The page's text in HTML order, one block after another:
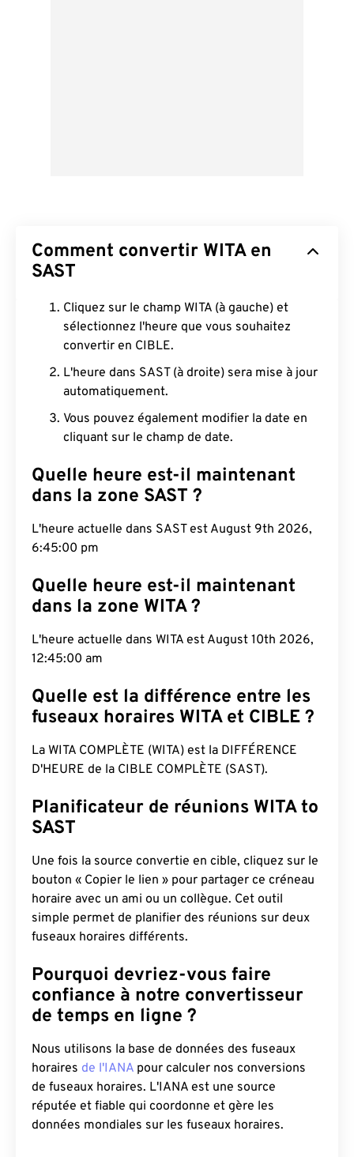
Comment convertir WITA en
SAST
Cliquez sur le champ WITA (à gauche) et
sélectionnez l'heure que vous souhaitez
convertir en CIBLE.
L'heure dans SAST (à droite) sera mise à jour
automatiquement.
Vous pouvez également modifier la date en
cliquant sur le champ de date.
Quelle heure est-il maintenant
dans la zone SAST ?
L'heure actuelle dans SAST est August 9th 2026,
6:45:01 pm
Quelle heure est-il maintenant
dans la zone WITA ?
L'heure actuelle dans WITA est August 10th 2026,
12:45:01 am
Quelle est la différence entre les
fuseaux horaires WITA et CIBLE ?
La WITA COMPLÈTE (WITA) est la DIFFÉRENCE
D'HEURE de la CIBLE COMPLÈTE (SAST).
Planificateur de réunions WITA to
SAST
Une fois la source convertie en cible, cliquez sur le
bouton « Copier le lien » pour partager ce créneau
horaire avec un ami ou un collègue. Cet outil
simple permet de planifier des réunions sur deux
fuseaux horaires différents.
Pourquoi devriez-vous faire
confiance à notre convertisseur
de temps en ligne ?
Nous utilisons la base de données des fuseaux
horaires de l'IANA pour calculer nos conversions
de fuseaux horaires. L'IANA est une source
réputée et fiable qui coordonne et gère les
données mondiales sur les fuseaux horaires.